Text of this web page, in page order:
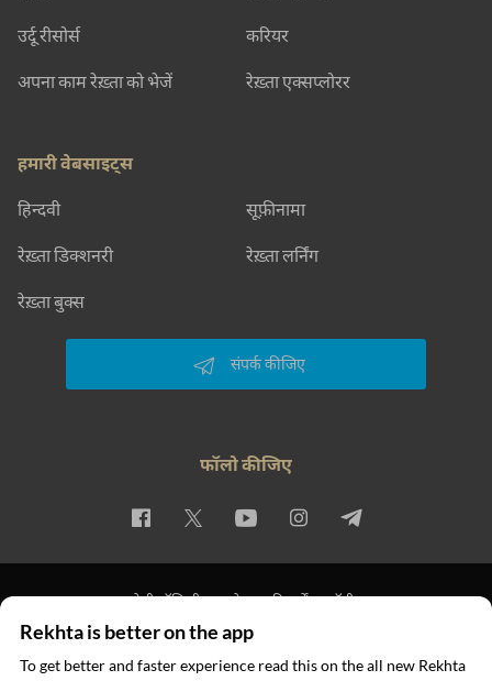
उर्दू रीसोर्स
अपना काम रेख़्ता को भेजें
करियर
रेख़्ता एक्सप्लोरर
हमारी वेबसाइट्स
हिन्दवी सूफ़ीनामा
रेख़्ता डिक्शनरी रेख़्ता लर्निंग
रेख़्ता बुक्स
संपर्क कीजिए
फॉलो कीजिए
प्राइवेसी पॉलिसी इस्तेमाल की शर्तें कॉपीराइट
© 2026 Rekhta™ Foundation. All rights reserved.
Rekhta is better on the app
To get better and faster experience read this on the all new Rekhta